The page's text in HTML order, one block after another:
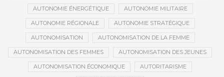
AUTONOMIE ÉNERGÉTIQUE AUTONOMIE MILITAIRE
AUTONOMIE RÉGIONALE AUTONOMIE STRATÉGIQUE
AUTONOMISATION AUTONOMISATION DE LA FEMME
AUTONOMISATION DES FEMMES AUTONOMISATION DES JEUNES
AUTONOMISATION ÉCONOMIQUE AUTORITARISME